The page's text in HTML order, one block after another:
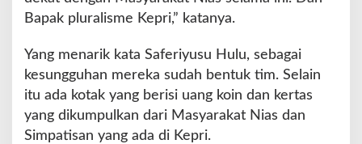
i
a
M
a
u
y
Bapak pluralisme Kepri,” katanya.
Yang menarik kata Saferiyusu Hulu, sebagai
kesungguhan mereka sudah bentuk tim. Selain
itu ada kotak yang berisi uang koin dan kertas
yang dikumpulkan dari Masyarakat Nias dan
Simpatisan yang ada di Kepri.